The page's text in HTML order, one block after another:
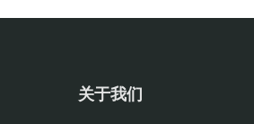
关于我们